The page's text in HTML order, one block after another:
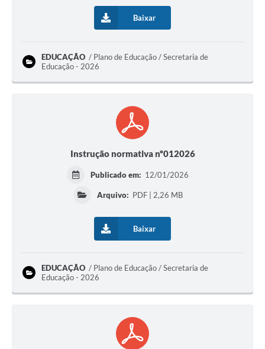
Baixar
EDUCAÇÃO
Plano de Educação / Secretaria de
Educação - 2026
Instrução normativa nº012026
Publicado em: 12/01/2026
Arquivo: PDF | 2,26 MB
Baixar
EDUCAÇÃO
Plano de Educação / Secretaria de
Educação - 2026